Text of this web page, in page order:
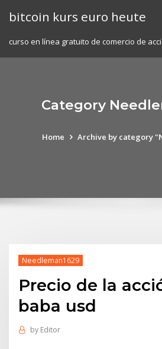
bitcoin kurs euro heute
curso en línea gratuito de comercio de
Category
Home Archive by category
Needleman1629
Precio de la
baba usd
by Editor